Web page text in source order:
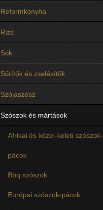
Reformkonyha
Rizs
Sók
Sűrítők és zselésítők
Szójaszósz
Szószok és mártások
Afrikai és közel-keleti szószok-
pácok
Bbq szószok
Európai szószok-pácok